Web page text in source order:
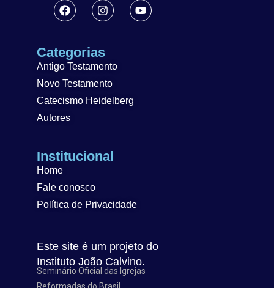
Categorias
Antigo Testamento
Novo Testamento
Catecismo Heidelberg
Autores
Institucional
Home
Fale conosco
Política de Privacidade
Este site é um projeto do
Instituto João Calvino.
Seminário Oficial das Igrejas